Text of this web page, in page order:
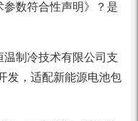
数符合性声明》？是
温制冷技术有限公司支
发，适配新能源电池包